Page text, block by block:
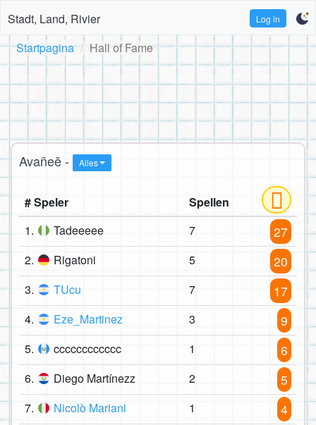
Stadt, Land, Rivier Log in
Startpagina Hall of Fame
Avañeẽ - Alles
# Speler
Spellen
1.
Tadeeeee 7 27
2. Rigatoni 5 20
3. TUcu 7 17
4. Eze_Martinez 3 9
5. cccccccccccc 1 6
6. Diego Martínezz 2 5
7. Nicolò Mariani 1 4